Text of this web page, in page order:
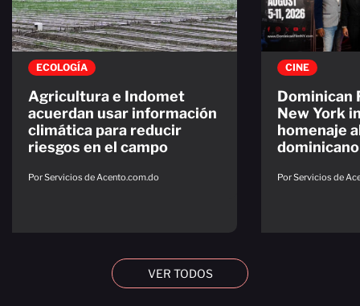
ECOLOGÍA
Agricultura e Indomet
acuerdan usar información
climática para reducir
riesgos en el campo
Por Servicios de Acento.com.do
CINE
Dominican
New York
homenaje
dominicano
Por Servicios de
VER TODOS